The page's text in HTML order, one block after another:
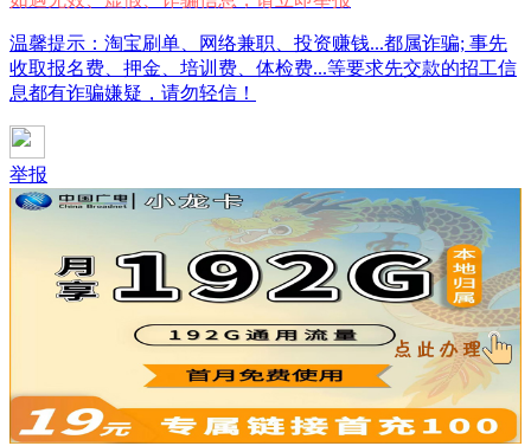
温馨提示：淘宝刷单、网络兼职、投资赚钱...都属诈骗; 事先
收取报名费、押金、培训费、体检费...等要求先交款的招工信
息都有诈骗嫌疑，请勿轻信！
举报